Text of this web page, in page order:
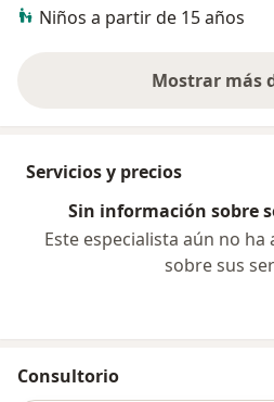
Niños a partir de 15 años
Mostrar más
Servicios y precios
Sin información sobre
Este especialista aún no
sobre sus
Consultorio